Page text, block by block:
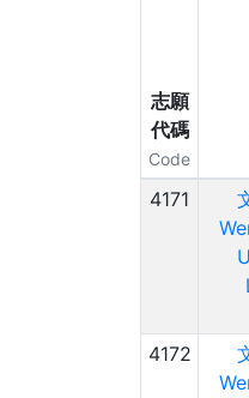
志願
代碼
Code
4171
4172